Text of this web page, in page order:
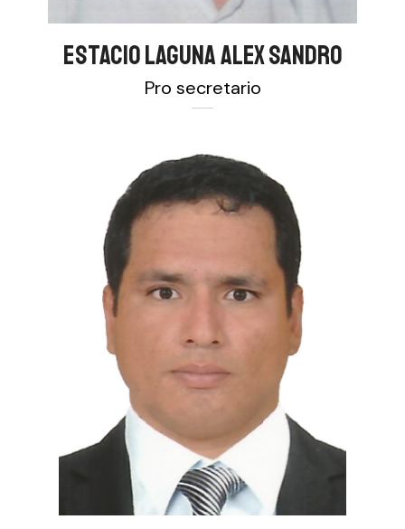
ESTACIO LAGUNA ALEX SANDRO
Pro secretario